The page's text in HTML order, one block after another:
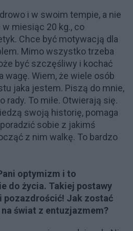
i w swoim tempie, a nie
miesiąc 20 kg., co
Chce być motywacją dla
Mimo wszystko trzeba
być szczęśliwy i kochać
wagę. Wiem, że wiele osób
jaka jestem. Piszą do mnie,
rady. To miłe. Otwierają się.
swoją historię, pomaga
sobie z jakimś
z nim walkę. To bardzo
optymizm i to
do życia. Takiej postawy
pozazdrościć! Jak zostać
świat z entuzjazmem?